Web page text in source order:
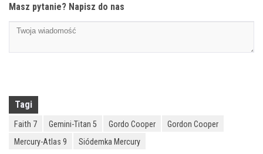
Masz pytanie? Napisz do nas
Tagi
Faith 7 Gemini-Titan 5 Gordo Cooper
Gordon Cooper
Mercury-Atlas 9
Siódemka Mercury